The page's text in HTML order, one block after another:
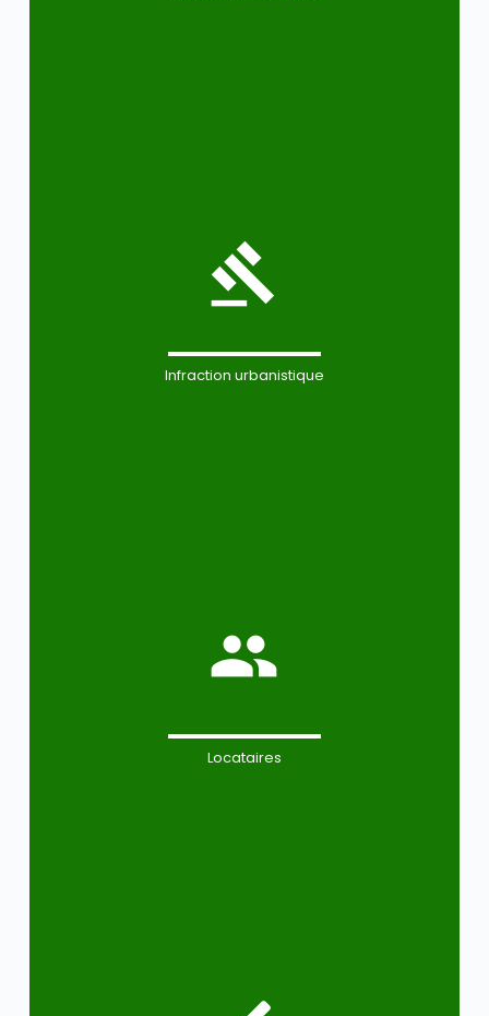
Infraction urbanistique
Locataires